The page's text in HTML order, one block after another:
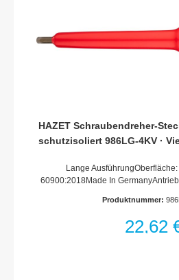
HAZET Schraubendreher-
schutzisoliert 986LG-4KV ·
Lange
60900:2018Made In
mmAbmessungen / Länge:
Produktnummer:
22,62